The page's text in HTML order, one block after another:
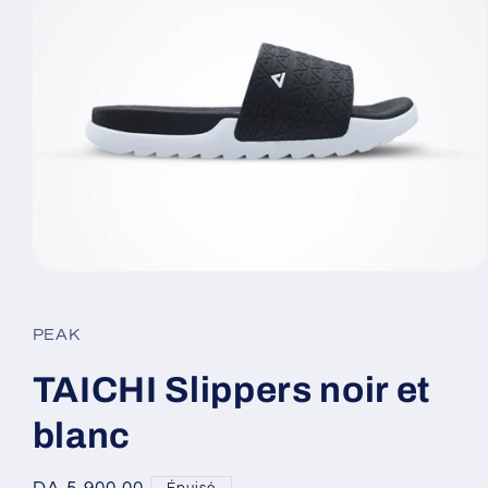
1
dans
fenêtre
modale
PEAK
TAICHI Slippers noir et
blanc